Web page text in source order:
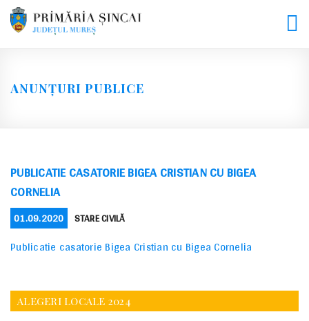
Skip
ANUNȚURI PUBLICE
PUBLICATIE CASATORIE BIGEA CRISTIAN CU BIGEA
CORNELIA
POSTED
ON
01.09.2020 CATEGORIES
STARE CIVILĂ
Publicatie casatorie Bigea Cristian cu Bigea Cornelia
ALEGERI LOCALE 2024